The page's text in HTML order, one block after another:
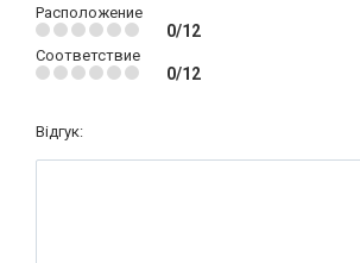
Расположение
0/12
Соответствие
0/12
Відгук: